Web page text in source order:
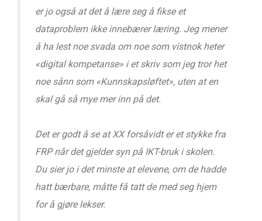
er jo også at det å lære seg å fikse et
dataproblem ikke innebærer læring. Jeg mener
å ha lest noe svada om noe som vistnok heter
«digital kompetanse» i et skriv som jeg tror het
noe sånn som «Kunnskapsløftet», uten at en
skal gå så mye mer inn på det.
Det er godt å se at XX forsåvidt er et stykke fra
FRP når det gjelder syn på IKT-bruk i skolen.
Du sier jo i det minste at elevene, om de hadde
hatt bærbare, måtte få tatt de med seg hjem
for å gjøre lekser.